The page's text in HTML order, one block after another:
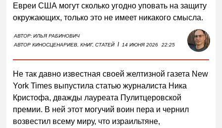
Евреи США могут сколько угодно уповать на защиту
окружающих, только это не имеет никакого смысла.
АВТОР:ИЛЬЯ РАБИНОВИЧ
АВТОР КИНОСЦЕНАРИЕВ, КНИГ, СТАТЕЙ I 14 ИЮНЯ 2026 22:25
Не так давно известная своей желтизной газета New
York Times выпустила статью журналиста Ника
Кристофа, дважды лауреата Пулитцеровской
премии. В ней этот могучий воин пера и чернил
возвестил всему миру, что израильтяне,